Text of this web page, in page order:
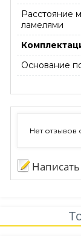
Расстояние
ламелями
Основание
Нет отзывов